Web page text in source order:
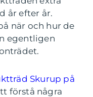
år efter år.
när och hur de
egentligen
Skurup på
förstå några